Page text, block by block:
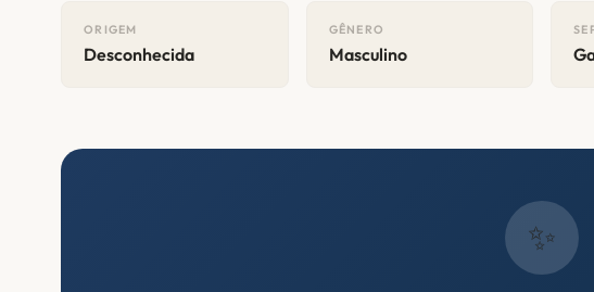
ORIGEM
Desconhecida
GÊNERO
Masculino
✨